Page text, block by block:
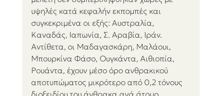
υψηλές κατά κεφαλήν εκπομπές και
συγκεκριμένα οι εξής: Αυστραλία,
Καναδάς, Ιαπωνία, Σ. Αραβία, Ιράν.
Αντίθετα, οι Μαδαγασκάρη, Μαλάουι,
Μπουρκίνα Φάσο, Ουγκάντα, Αιθιοπία,
Ρουάντα, έχουν μέσο όρο ανθρακικού
αποτυπώματος μικρότερο από 0,2 τόνους
διοξειδίου του άνθρακα ανά άτομο.